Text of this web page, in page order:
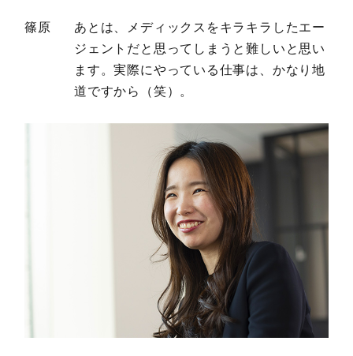
篠原
あとは、メディックスをキラキラしたエー
ジェントだと思ってしまうと難しいと思い
ます。実際にやっている仕事は、かなり地
道ですから（笑）。